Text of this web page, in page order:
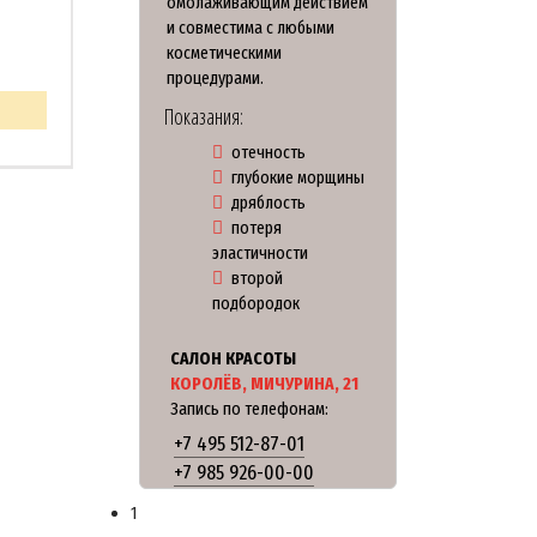
и совместима с любыми
косметическими
процедурами.
Показания:
отечность
глубокие морщины
дряблость
потеря
эластичности
второй
подбородок
САЛОН КРАСОТЫ
КОРОЛЁВ, МИЧУРИНА, 21
Запись по телефонам:
+7 495 512-87-01
+7 985 926-00-00
1